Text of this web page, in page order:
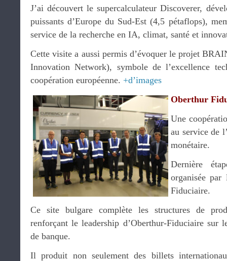
J’ai découvert le supercalculateur Discoverer,
puissants d’Europe du Sud-Est (4,5 pétaflops),
service de la recherche en IA, climat, santé et
Cette visite a aussi permis d’évoquer le projet
Innovation Network), symbole de l’excellence
coopération européenne. +d’images
Oberthur
Une
au service de
monétaire.
Dernière
organisée
Fiduciaire.
Ce site bulgare complète les structures de
renforçant le leadership d’Oberthur-Fiduciaire sur
de banque.
Il produit non seulement des billets